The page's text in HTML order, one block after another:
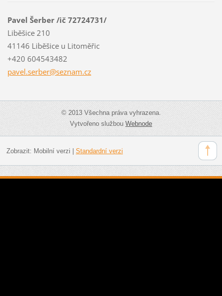
Pavel Šerber /ič 72724731/
Liběšice 210
41146 Liběšice u Litoměřic
+420 604543482
pavel.serber@seznam.cz
© 2013 Všechna práva vyhrazena.
Vytvořeno službouWebnode
Zobrazit: Mobilní verzi Standardní verzi